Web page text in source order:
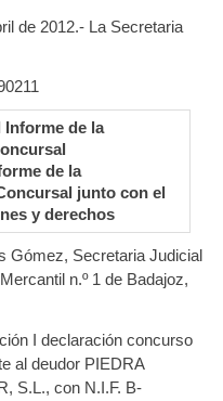
de 2012.- La Secretaria
Informe de la
de la
junto con el
y derechos
Gómez, Secretaria Judicial
n.º 1 de Badajoz,
I declaración concurso
al deudor PIEDRA
S.L., con N.I.F. B-